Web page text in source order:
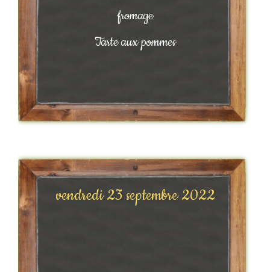
fromage
Tarte aux pommes
vendredi 23 septembre 2022